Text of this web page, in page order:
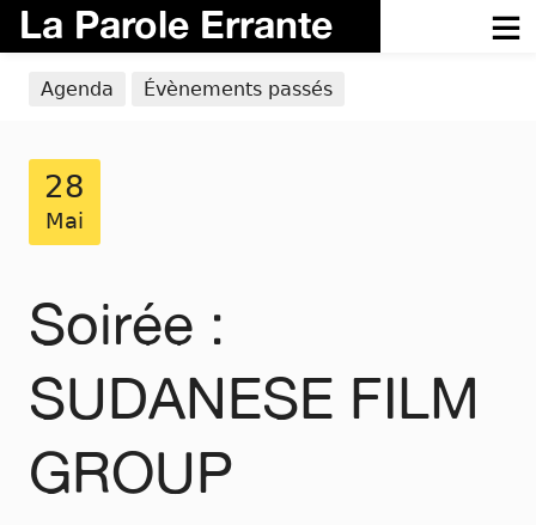
La Parole Errante
Agenda Évènements passés
28
Mai
Soirée :
SUDANESE FILM
GROUP